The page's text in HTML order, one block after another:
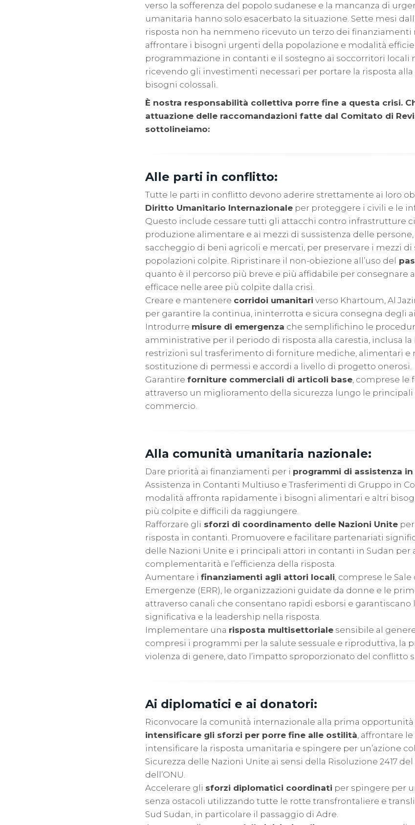
verso la sofferenza del popolo sudanese e la mancanza di
umanitaria hanno solo esacerbato la situazione. Sette mesi
risposta non ha nemmeno ricevuto un terzo dei finanziamenti
affrontare i bisogni urgenti della popolazione e modalità
programmazione in contanti e il sostegno ai soccorritori locali
ricevendo gli investimenti necessari per portare la risposta alla
bisogni colossali.
È nostra responsabilità collettiva porre fine a questa crisi.
attuazione delle raccomandazioni fatte dal Comitato di
sottolineiamo:
Alle parti in conflitto:
Tutte le parti in conflitto devono aderire strettamente ai loro
Diritto Umanitario Internazionale per proteggere i civili e le
Questo include cessare tutti gli attacchi contro infrastrutture
produzione alimentare e ai mezzi di sussistenza delle persone,
saccheggio di beni agricoli e mercati, per preservare i mezzi di
popolazioni colpite. Ripristinare il non-obiezione all’uso del
quanto è il percorso più breve e più affidabile per consegnare
efficace nelle aree più colpite dalla crisi.
Creare e mantenere corridoi umanitari verso Khartoum, Al
per garantire la continua, ininterrotta e sicura consegna degli
Introdurre misure di emergenza che semplifichino le
amministrative per il periodo di risposta alla carestia, inclusa
restrizioni sul trasferimento di forniture mediche, alimentari e
sostituzione di permessi e accordi a livello di progetto onerosi.
Garantire forniture commerciali di articoli base, comprese le
attraverso un miglioramento della sicurezza lungo le principali
commercio.
Alla comunità umanitaria nazionale:
Dare priorità ai finanziamenti per i programmi di assistenza
Assistenza in Contanti Multiuso e Trasferimenti di Gruppo in
modalità affronta rapidamente i bisogni alimentari e altri
più colpite e difficili da raggiungere.
Rafforzare gli sforzi di coordinamento delle Nazioni Unite
risposta in contanti. Promuovere e facilitare partenariati
delle Nazioni Unite e i principali attori in contanti in Sudan per
complementarità e l’efficienza della risposta.
Aumentare i finanziamenti agli attori locali, comprese le Sale
Emergenze (ERR), le organizzazioni guidate da donne e le
attraverso canali che consentano rapidi esborsi e garantiscano
significativa e la leadership nella risposta.
Implementare una risposta multisettoriale sensibile al
compresi i programmi per la salute sessuale e riproduttiva, la
violenza di genere, dato l’impatto sproporzionato del conflitto
Ai diplomatici e ai donatori:
Riconvocare la comunità internazionale alla prima
intensificare gli sforzi per porre fine alle ostilità, affrontare
intensificare la risposta umanitaria e spingere per un’azione
Sicurezza delle Nazioni Unite ai sensi della Risoluzione 2417
dell’ONU.
Accelerare gli sforzi diplomatici coordinati per spingere per
senza ostacoli utilizzando tutte le rotte transfrontaliere e
Sud Sudan, in particolare il passaggio di Adre.